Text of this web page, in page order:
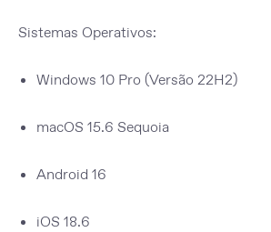
Sistemas Operativos:
Windows 10 Pro (Versão 22H2)
macOS 15.6 Sequoia
Android 16
iOS 18.6